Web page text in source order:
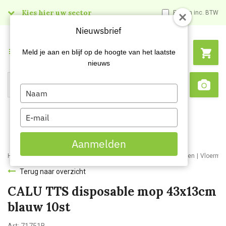
Kies hier uw sector Prijzen inc. BTW
Search
Menu
Home Webshop Schoonmaakartikelen Schoonmaakmaterialen
Terug naar overzicht
CALU TTS disposable mop 43x13cm
blauw 10st
Nieuwsbrief
Meld je aan en blijf op de hoogte van het laatste
nieuws
Type
your
name
Type
your
email
Aanmelden